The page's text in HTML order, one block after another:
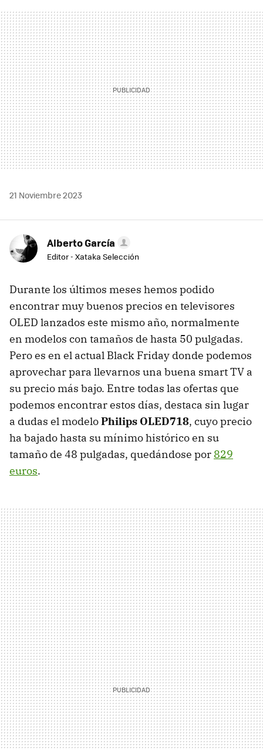
MAIL
21 Noviembre 2023
Alberto García
Editor - Xataka Selección
Durante los últimos meses hemos podido
encontrar muy buenos precios en televisores
OLED lanzados este mismo año, normalmente
en modelos con tamaños de hasta 50 pulgadas.
Pero es en el actual Black Friday donde podemos
aprovechar para llevarnos una buena smart TV a
su precio más bajo. Entre todas las ofertas que
podemos encontrar estos días, destaca sin lugar
a dudas el modeloPhilips OLED718, cuyo precio
ha bajado hasta su mínimo histórico en su
tamaño de 48 pulgadas, quedándose por 829
euros.